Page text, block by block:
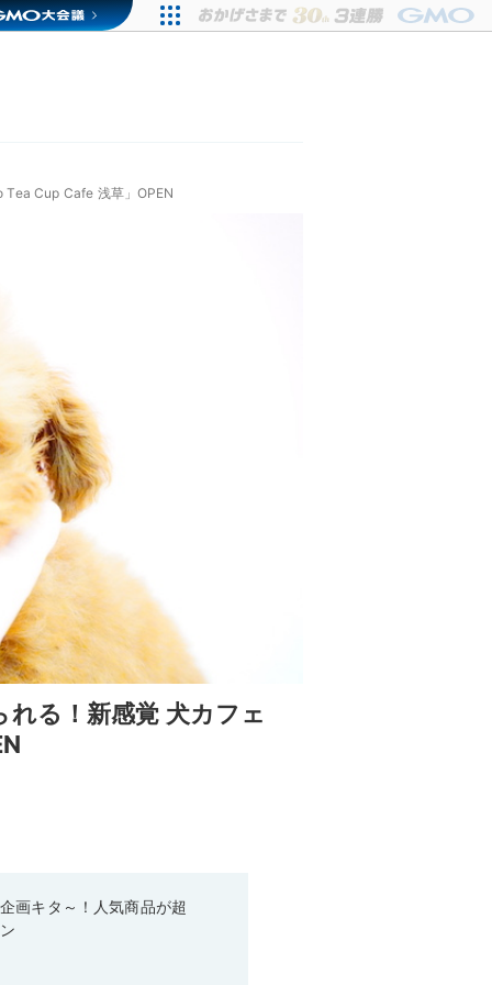
Tea Cup Cafe 浅草」OPEN
る！新感覚 犬カフェ
画キタ～！人気商品が超